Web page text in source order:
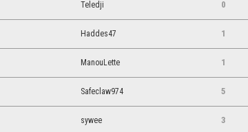
Teledji 0
Haddes47 1
ManouLette 1
Safeclaw974 5
sywee 3